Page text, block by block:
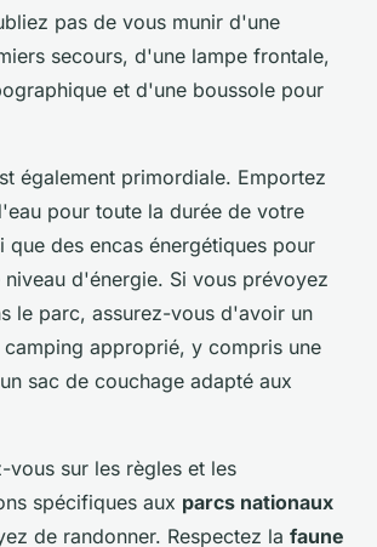
pas de vous munir d'une
secours, d'une lampe frontale,
et d'une boussole pour
également primordiale. Emportez
pour toute la durée de votre
que des encas énergétiques pour
d'énergie. Si vous prévoyez
le parc, assurez-vous d'avoir un
approprié, y compris une
sac de couchage adapté aux
vous sur les règles et les
spécifiques aux parcs nationaux
de randonner. Respectez la faune